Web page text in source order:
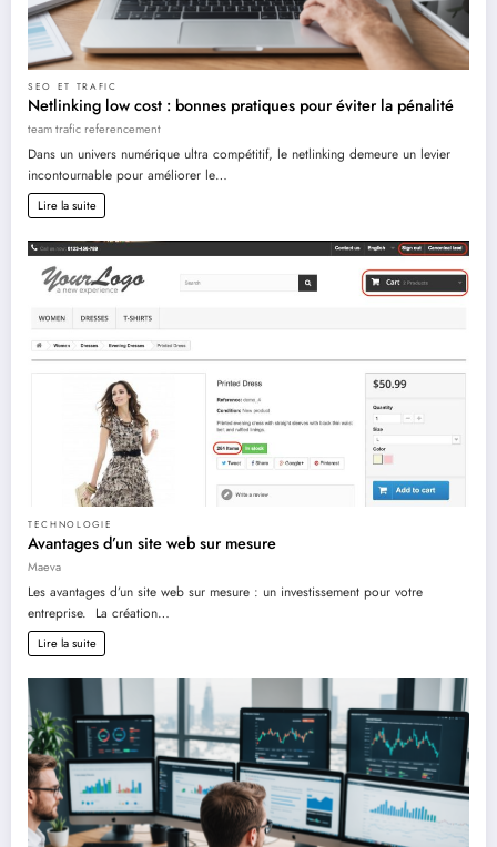
SEO ET TRAFIC
Netlinking low cost : bonnes pratiques pour éviter la pénalité
team trafic referencement
Dans un univers numérique ultra compétitif, le netlinking demeure un levier
incontournable pour améliorer le…
Lire la suite
TECHNOLOGIE
Avantages d’un site web sur mesure
Maeva
Les avantages d’un site web sur mesure : un investissement pour votre
entreprise. La création…
Lire la suite